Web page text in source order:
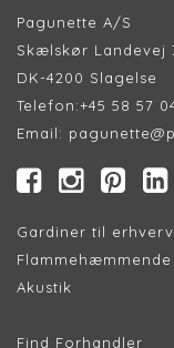
Pagunette A/S
Skælskør Landevej
DK-4200 Slagelse
Telefon:+45 58 57
Email:
Gardiner til erhverv
Flammehæmmende
Akustik
Find Forhandler